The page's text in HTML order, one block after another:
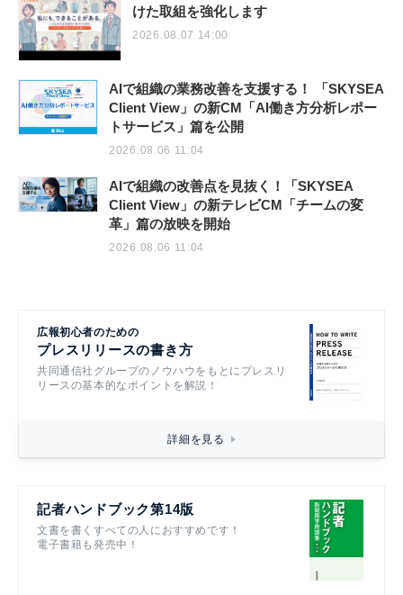
けた取組を強化します
2026.08.07 14:00
AIで組織の業務改善を支援する！ 「SKYSEA
Client View」の新CM「AI働き方分析レポー
トサービス」篇を公開
2026.08.06 11:04
AIで組織の改善点を見抜く！「SKYSEA
Client View」の新テレビCM「チームの変
革」篇の放映を開始
2026.08.06 11:04
広報初心者のための
プレスリリースの書き方
共同通信社グループのノウハウをもとにプレスリ
リースの基本的なポイントを解説！
詳細を見る
記者ハンドブック第14版
文書を書くすべての人におすすめです！
電子書籍も発売中！